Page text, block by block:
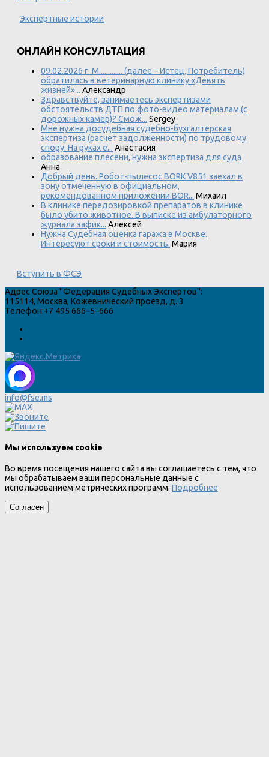
Экспертные истории
ОНЛАЙН КОНСУЛЬТАЦИЯ
09.02.2026 г. М............. (далее – Истец, Потребитель)
обратилась в ветеринарную клинику «Девять
жизней»... Александр
Здравствуйте, занимаетесь экспертизами
обстоятельств ДТП по фото-видео материалам (с
дорожных камер)? Смож... Sergey
Мне нужна досудебная судебно-бухгалтерская
экспертиза (расчет задолженности) по трудовому
спору. На руках е... Анастасия
образование плесени, нужна экспертиза для суда
Анна
Добрый день. Робот-пылесос BORK V851 заехал в
зону отмеченную в официальном,
рекомендованном приложении BOR... Михаил
В клинике передозировкой препаратов в клинике
было убито животное. В выписке из амбулаторного
журнала зафик... Алексей
Нужна Судебная оценка гаража в Москве.
Интересуют сроки и стоимость. Мария
Вступить в ФСЭ
Адрес Союза "Федерация Судебных Экспертов":
115114, Москва, Кожевнический проезд, д. 3
Телефон:+7 495 666–5–666
info@fse.ms
Мы используем cookie
Во время посещения нашего сайта вы соглашаетесь с тем, что
мы обрабатываем ваши персональные данные с
использованием метрических программ. Подробнее
Согласен